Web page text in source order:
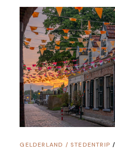
GELDERLAND / STEDENTRIP